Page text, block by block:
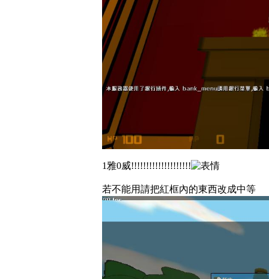
1雅0威!!!!!!!!!!!!!!!!!!!!
若不能用請把紅框內的東西改成中等